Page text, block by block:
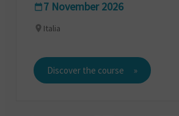
7 November 2026
Italia
Discover the course